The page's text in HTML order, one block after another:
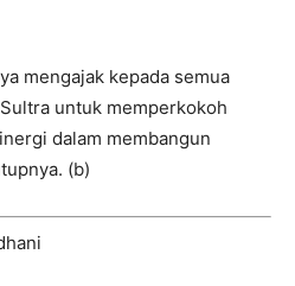
mengajak kepada semua
untuk memperkokoh
dalam membangun
(b)